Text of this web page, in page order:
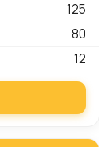
125
80
12